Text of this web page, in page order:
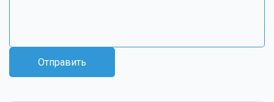
Отправить